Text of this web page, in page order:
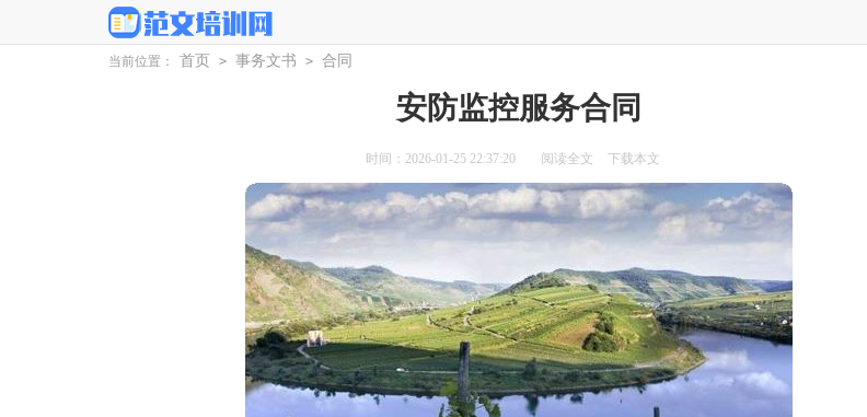
当前位置： 首页 > 事务文书 > 合同
安防监控服务合同
时间：2026-01-25 22:37:20 阅读全文 下载本文